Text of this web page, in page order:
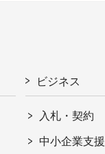
ビジネス
入札・契約
中小企業支援